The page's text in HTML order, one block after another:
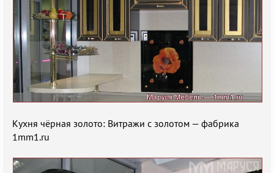
Кухня чёрная золото: Витражи с золотом — фабрика
1mm1.ru